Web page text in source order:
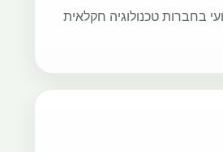
בחברות טכנולוגיה חקלאית